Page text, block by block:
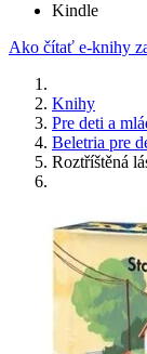
Kindle
Ako čítať e-knihy
Knihy
Pre deti a
Beletria pre
Roztříštěná